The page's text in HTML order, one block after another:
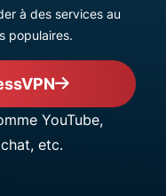
à des services au
populaires.